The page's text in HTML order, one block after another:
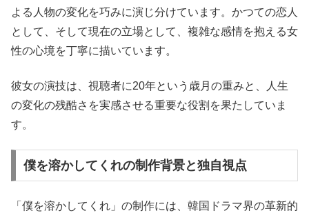
よる人物の変化を巧みに演じ分けています。かつての恋人
として、そして現在の立場として、複雑な感情を抱える女
性の心境を丁寧に描いています。
彼女の演技は、視聴者に20年という歳月の重みと、人生
の変化の残酷さを実感させる重要な役割を果たしていま
す。
僕を溶かしてくれの制作背景と独自視点
「僕を溶かしてくれ」の制作には、韓国ドラマ界の革新的